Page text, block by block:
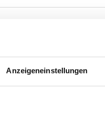
Anzeigeneinstellungen